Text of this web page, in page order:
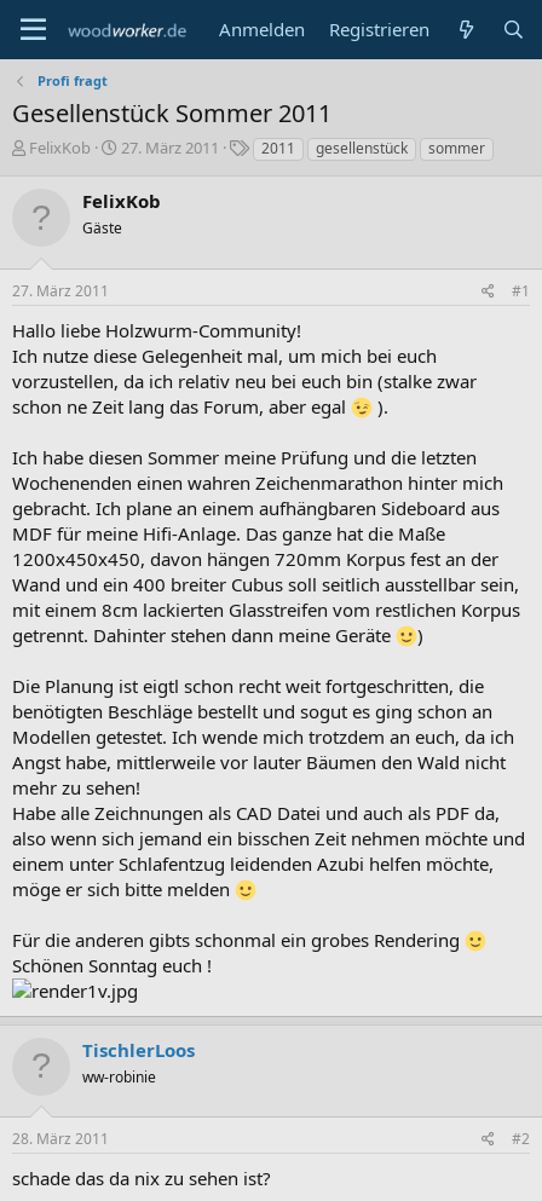
Anmelden Registrieren
Profi fragt
Gesellenstück Sommer 2011
E
t
l
e
FelixKob
E
t
e
l
m
27. März 2011
S
w
t
e
2011 gesellenstück sommer
FelixKob
Gäste
27. März 2011 #1
Hallo liebe Holzwurm-Community!
Ich nutze diese Gelegenheit mal, um mich bei euch
vorzustellen, da ich relativ neu bei euch bin (stalke zwar
schon ne Zeit lang das Forum, aber egal
).
Ich habe diesen Sommer meine Prüfung und die letzten
Wochenenden einen wahren Zeichenmarathon hinter mich
gebracht. Ich plane an einem aufhängbaren Sideboard aus
MDF für meine Hifi-Anlage. Das ganze hat die Maße
1200x450x450, davon hängen 720mm Korpus fest an der
Wand und ein 400 breiter Cubus soll seitlich ausstellbar sein,
mit einem 8cm lackierten Glasstreifen vom restlichen Korpus
getrennt. Dahinter stehen dann meine Geräte
)
Die Planung ist eigtl schon recht weit fortgeschritten, die
benötigten Beschläge bestellt und sogut es ging schon an
Modellen getestet. Ich wende mich trotzdem an euch, da ich
Angst habe, mittlerweile vor lauter Bäumen den Wald nicht
mehr zu sehen!
Habe alle Zeichnungen als CAD Datei und auch als PDF da,
also wenn sich jemand ein bisschen Zeit nehmen möchte und
einem unter Schlafentzug leidenden Azubi helfen möchte,
möge er sich bitte melden
Für die anderen gibts schonmal ein grobes Rendering
Schönen Sonntag euch !
TischlerLoos
ww-robinie
28. März 2011 #2
schade das da nix zu sehen ist?